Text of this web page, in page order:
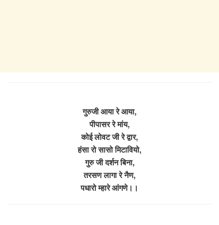
गुरुजी आया रे आया,
पीपासर रे मांय,
कोई लोवट जी रे द्वार,
हंसा रो सासो मिटावियो,
गुरु जी दर्शन बिना,
तरसण लागा रे नैण,
पधारो म्हारे आंगणे।।